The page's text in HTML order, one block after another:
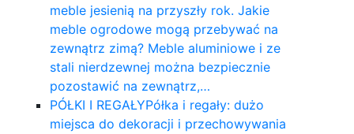
meble jesienią na przyszły rok. Jakie
meble ogrodowe mogą przebywać na
zewnątrz zimą? Meble aluminiowe i ze
stali nierdzewnej można bezpiecznie
pozostawić na zewnątrz,…
PÓŁKI I REGAŁYPółka i regały: dużo
miejsca do dekoracji i przechowywania